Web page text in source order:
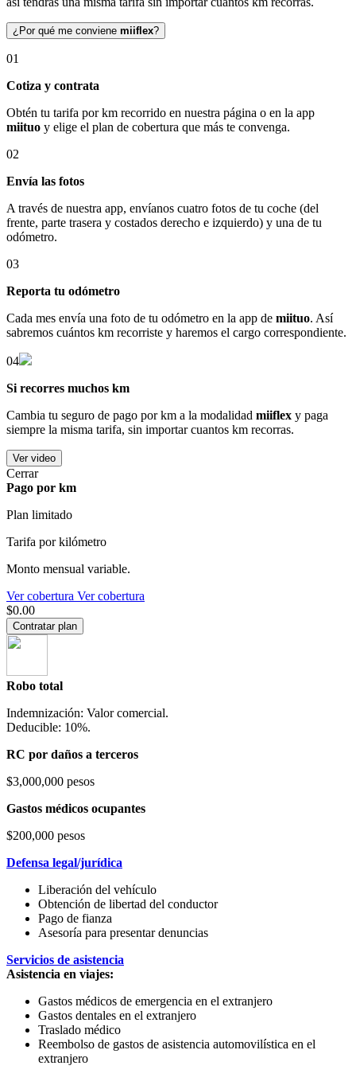
¿Por qué me conviene miiflex?
01
Cotiza y contrata
Obtén tu tarifa por km recorrido en nuestra página o en la app
miituo y elige el plan de cobertura que más te convenga.
02
Envía las fotos
A través de nuestra app, envíanos cuatro fotos de tu coche (del
frente, parte trasera y costados derecho e izquierdo) y una de tu
odómetro.
03
Reporta tu odómetro
Cada mes envía una foto de tu odómetro en la app de miituo. Así
sabremos cuántos km recorriste y haremos el cargo correspondiente.
04
Si recorres muchos km
Cambia tu seguro de pago por km a la modalidad miiflex y paga
siempre la misma tarifa, sin importar cuantos km recorras.
Ver video
Cerrar
Pago por km
Plan limitado
Tarifa por kilómetro
Monto mensual variable.
Ver cobertura Ver cobertura
$0.00
Contratar plan
Robo total
Indemnización: Valor comercial.
Deducible: 10%.
RC por daños a terceros
$3,000,000 pesos
Gastos médicos ocupantes
$200,000 pesos
Defensa legal/jurídica
Liberación del vehículo
Obtención de libertad del conductor
Pago de fianza
Asesoría para presentar denuncias
Servicios de asistencia
Asistencia en viajes:
Gastos médicos de emergencia en el extranjero
Gastos dentales en el extranjero
Traslado médico
Reembolso de gastos de asistencia automovilística en el
extranjero